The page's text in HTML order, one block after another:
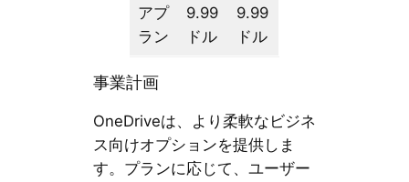
アプ
ラン
9.99
ドル
9.99
ドル
事業計画
OneDriveは、より柔軟なビジネ
ス向けオプションを提供しま
す。プランに応じて、ユーザー